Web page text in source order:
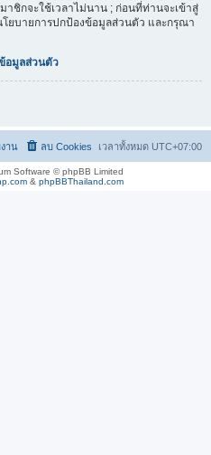
ชิกจะใช้เวลาไม่นาน ; ก่อนที่ท่านจะเข้าสู่
ยบายการปกป้องข้อมูลส่วนตัว และกรุณา
อมูลส่วนตัว
เวลาทั้งหมด UTC+07:00
ลบ Cookies
าน
Software © phpBB Limited
& phpBBThailand.com